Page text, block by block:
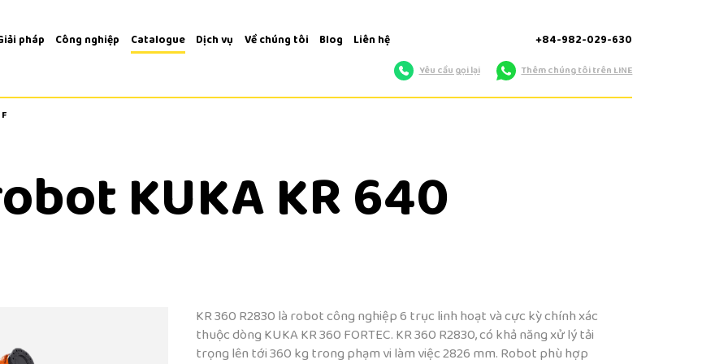
pháp Công nghiệp Catalogue Dịch vụ Về chúng tôi Blog Liên hệ +84-982-029-630
Yêu cầu gọi lại Thêm chúng tôi trên LINE
KUKA KR 640
KR 360 R2830 là robot công nghiệp 6 trục linh hoạt và cực kỳ chính xác
thuộc dòng KUKA KR 360 FORTEC. KR 360 R2830, có khả năng xử lý tải
trọng lên tới 360 kg trong phạm vi làm việc 2826 mm. Robot phù hợp